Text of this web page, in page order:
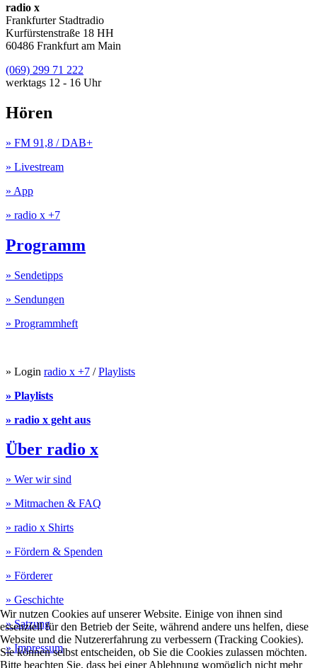
radio x
Frankfurter Stadtradio
Kurfürstenstraße 18 HH
60486 Frankfurt am Main
(069) 299 71 222
werktags 12 - 16 Uhr
Hören
» FM 91,8 / DAB+
» Livestream
» App
» radio x +7
Programm
» Sendetipps
» Sendungen
» Programmheft
» Login radio x +7 /Playlists
» Playlists
» radio x geht aus
Über radio x
» Wer wir sind
» Mitmachen & FAQ
» radio x Shirts
» Fördern & Spenden
» Förderer
» Geschichte
» Satzung
» Impressum
Wir nutzen Cookies auf unserer Website. Einige von ihnen sind
essenziell für den Betrieb der Seite, während andere uns helfen, diese
Website und die Nutzererfahrung zu verbessern (Tracking Cookies).
Sie können selbst entscheiden, ob Sie die Cookies zulassen möchten.
Bitte beachten Sie, dass bei einer Ablehnung womöglich nicht mehr